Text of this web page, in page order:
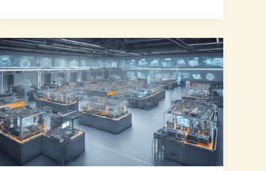
med
hurtige
fremstillingstider